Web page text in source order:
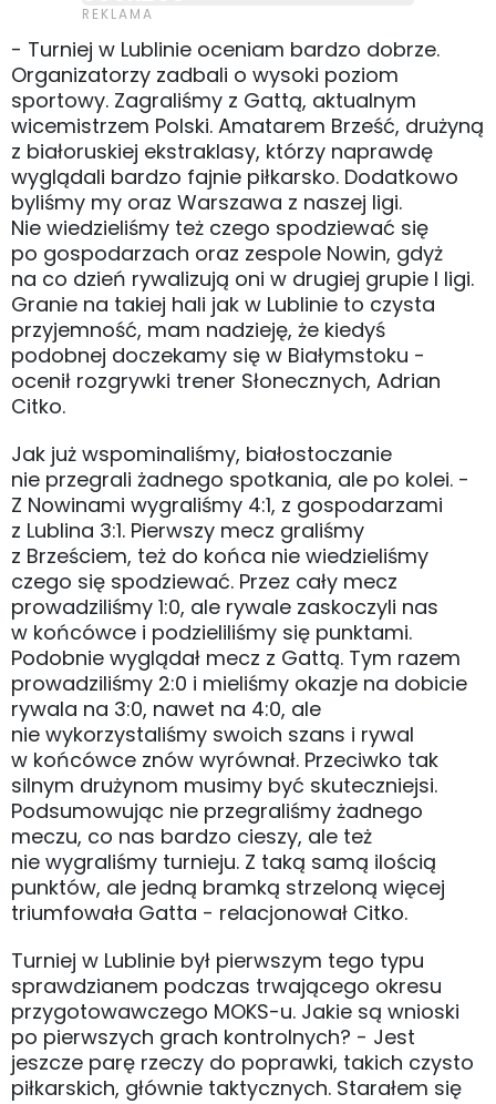
- Turniej w Lublinie oceniam bardzo dobrze.
Organizatorzy zadbali o wysoki poziom
sportowy. Zagraliśmy z Gattą, aktualnym
wicemistrzem Polski. Amatarem Brześć, drużyną
z białoruskiej ekstraklasy, którzy naprawdę
wyglądali bardzo fajnie piłkarsko. Dodatkowo
byliśmy my oraz Warszawa z naszej ligi.
Nie wiedzieliśmy też czego spodziewać się
po gospodarzach oraz zespole Nowin, gdyż
na co dzień rywalizują oni w drugiej grupie I ligi.
Granie na takiej hali jak w Lublinie to czysta
przyjemność, mam nadzieję, że kiedyś
podobnej doczekamy się w Białymstoku -
ocenił rozgrywki trener Słonecznych, Adrian
Citko.
Jak już wspominaliśmy, białostoczanie
nie przegrali żadnego spotkania, ale po kolei. -
Z Nowinami wygraliśmy 4:1, z gospodarzami
z Lublina 3:1. Pierwszy mecz graliśmy
z Brześciem, też do końca nie wiedzieliśmy
czego się spodziewać. Przez cały mecz
prowadziliśmy 1:0, ale rywale zaskoczyli nas
w końcówce i podzieliliśmy się punktami.
Podobnie wyglądał mecz z Gattą. Tym razem
prowadziliśmy 2:0 i mieliśmy okazje na dobicie
rywala na 3:0, nawet na 4:0, ale
nie wykorzystaliśmy swoich szans i rywal
w końcówce znów wyrównał. Przeciwko tak
silnym drużynom musimy być skuteczniejsi.
Podsumowując nie przegraliśmy żadnego
meczu, co nas bardzo cieszy, ale też
nie wygraliśmy turnieju. Z taką samą ilością
punktów, ale jedną bramką strzeloną więcej
triumfowała Gatta - relacjonował Citko.
Turniej w Lublinie był pierwszym tego typu
sprawdzianem podczas trwającego okresu
przygotowawczego MOKS-u. Jakie są wnioski
po pierwszych grach kontrolnych? - Jest
jeszcze parę rzeczy do poprawki, takich czysto
piłkarskich, głównie taktycznych. Starałem się